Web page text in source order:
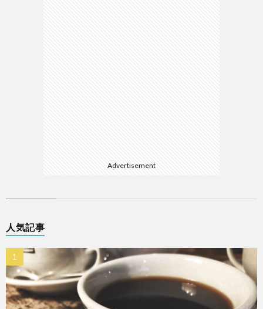
Advertisement
人気記事